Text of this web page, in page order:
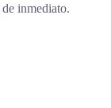
de inmediato.